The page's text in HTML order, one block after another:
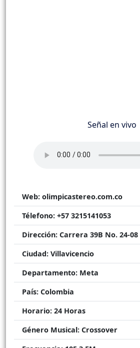
Señal en vivo
Web: olimpicastereo.com.co
Télefono: +57 3215141053
Dirección: Carrera 39B No. 24-08
Ciudad: Villavicencio
Departamento: Meta
País: Colombia
Horario: 24 Horas
Género Musical: Crossover